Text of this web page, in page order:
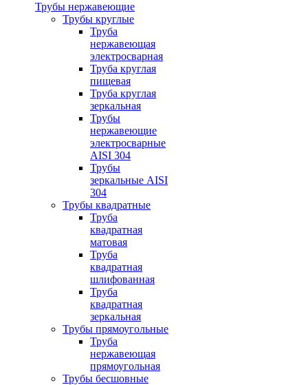
Трубы нержавеющие
Трубы круглые
Труба
нержавеющая
электросварная
Труба круглая
пищевая
Труба круглая
зеркальная
Трубы
нержавеющие
электросварные
AISI 304
Трубы
зеркальные AISI
304
Трубы квадратные
Труба
квадратная
матовая
Труба
квадратная
шлифованная
Труба
квадратная
зеркальная
Трубы прямоугольные
Труба
нержавеющая
прямоугольная
Трубы бесшовные